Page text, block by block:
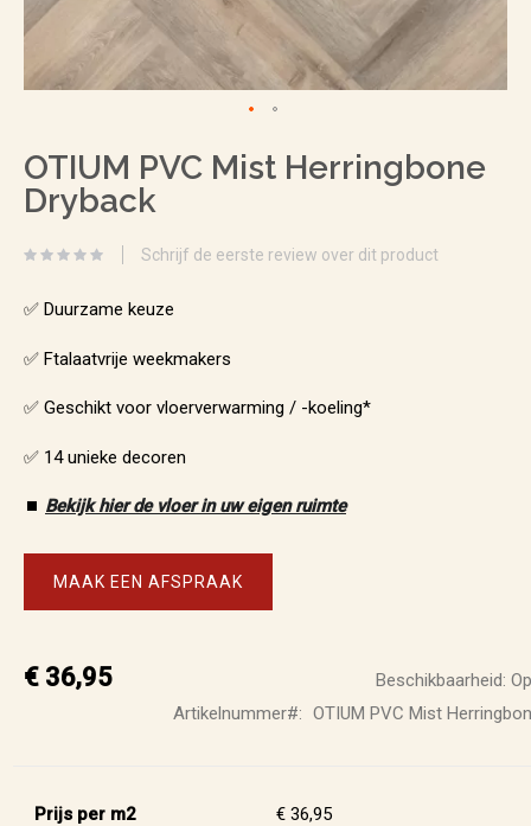
naar
het
de
OTIUM PVC Mist Herringbone
Dryback
Schrijf de eerste review over dit product
✅ Duurzame keuze
✅ Ftalaatvrije weekmakers
✅ Geschikt voor vloerverwarming / -koeling*
✅ 14 unieke decoren
⏹️ Bekijk hier de vloer in uw eigen ruimte
MAAK EEN AFSPRAAK
€ 36,95 Beschikbaarheid:
Artikelnummer
OTIUM PVC Mist
Prijs per m2 € 36,95